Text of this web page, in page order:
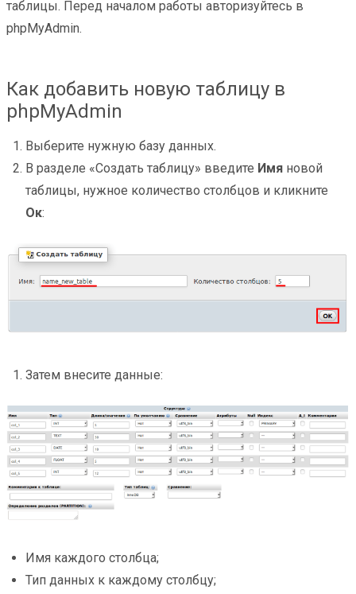
таблицы. Перед началом работы авторизуйтесь в
phpMyAdmin.
Как добавить новую таблицу в
phpMyAdmin
Выберите нужную базу данных.
В разделе «Создать таблицу» введите Имя новой
таблицы, нужное количество столбцов и кликните
Ок:
Затем внесите данные:
Имя каждого столбца;
Тип данных к каждому столбцу;